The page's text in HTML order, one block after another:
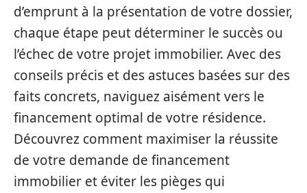
d’emprunt à la présentation de votre dossier,
chaque étape peut déterminer le succès ou
l’échec de votre projet immobilier. Avec des
conseils précis et des astuces basées sur des
faits concrets, naviguez aisément vers le
financement optimal de votre résidence.
Découvrez comment maximiser la réussite
de votre demande de financement
immobilier et éviter les pièges qui